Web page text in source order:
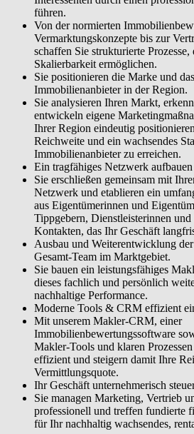
führen.
Von der normierten
Vermarktungskonzepte bis zur
schaffen Sie strukturierte
Skalierbarkeit ermöglichen.
Sie positionieren die Marke und
Immobilienanbieter in der Region.
Sie analysieren Ihren Markt,
entwickeln eigene
Ihrer Region eindeutig
Reichweite und ein wachsendes
Immobilienanbieter zu erreichen.
Ein tragfähiges Netzwerk
Sie erschließen gemeinsam mit
Netzwerk und etablieren ein
aus Eigentümerinnen und
Tippgebern, Dienstleisterinnen
Kontakten, das Ihr Geschäft
Ausbau und Weiterentwicklung
Gesamt-Team im Marktgebiet.
Sie bauen ein leistungsfähiges
dieses fachlich und persönlich
nachhaltige Performance.
Moderne Tools & CRM effizient
Mit unserem Makler-CRM, einer
Immobilienbewertungssoftware
Makler-Tools und klaren
effizient und steigern damit Ihre
Vermittlungsquote.
Ihr Geschäft unternehmerisch
Sie managen Marketing, Vertrieb
professionell und treffen fundierte
für Ihr nachhaltig wachsendes,